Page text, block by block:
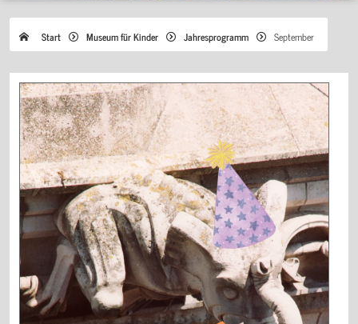
Start Museum für Kinder Jahresprogramm September